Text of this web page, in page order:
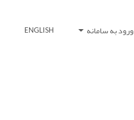
ورود به سامانه ENGLISH